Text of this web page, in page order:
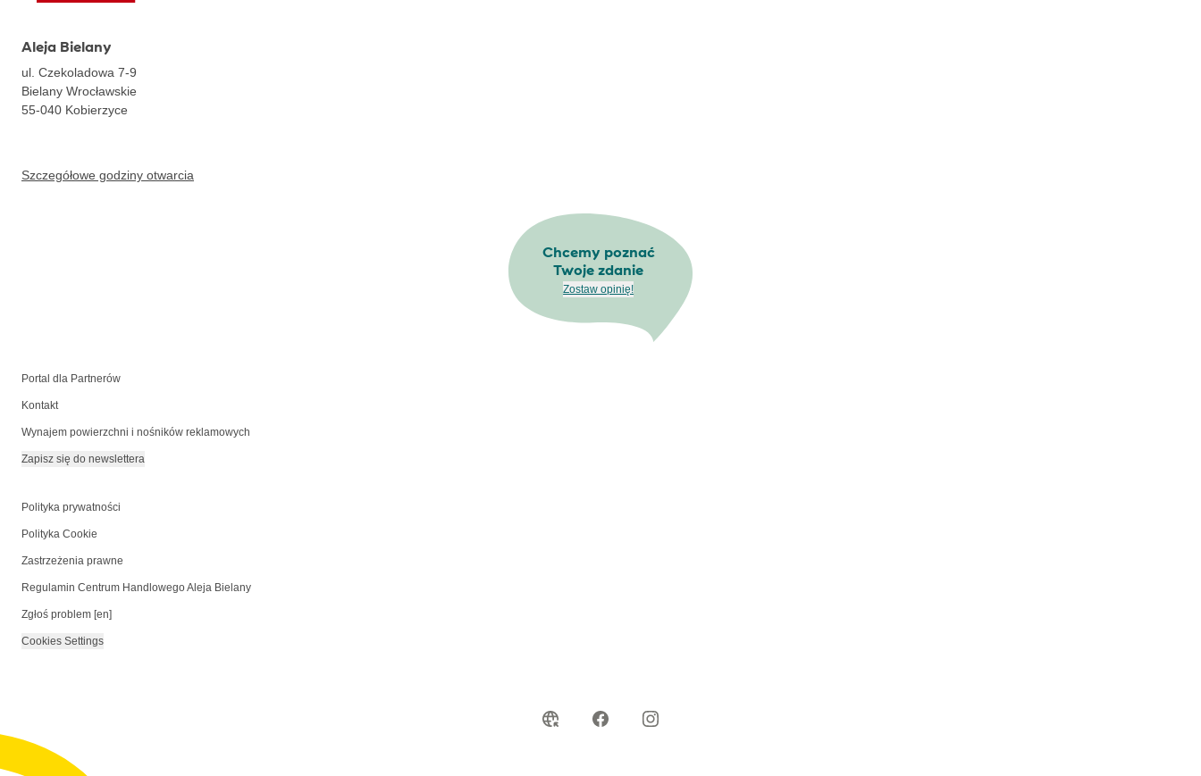
Aleja Bielany
ul. Czekoladowa 7-9
Bielany Wrocławskie
55-040 Kobierzyce
Szczegółowe godziny otwarcia
Chcemy poznać
Twoje zdanie
Zostaw opinię!
Portal dla Partnerów
Kontakt
Wynajem powierzchni i nośników reklamowych
Zapisz się do newslettera
Polityka prywatności
Polityka Cookie
Zastrzeżenia prawne
Regulamin Centrum Handlowego Aleja Bielany
Zgłoś problem [en]
Cookies Settings